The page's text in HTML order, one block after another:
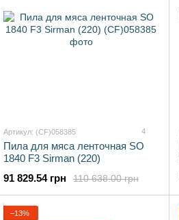
Артикул: (CF)058385 4
Пила для мяса ленточная SO
1840 F3 Sirman (220)
110 638.00 грн
91 829.54 грн
−13%